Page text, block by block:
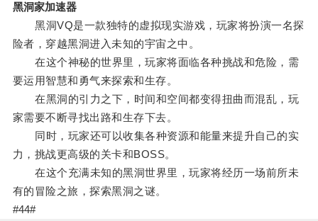
黑洞家加速器
黑洞VQ是一款独特的虚拟现实游戏，玩家将扮演一名探
险者，穿越黑洞进入未知的宇宙之中。
在这个神秘的世界里，玩家将面临各种挑战和危险，需
要运用智慧和勇气来探索和生存。
在黑洞的引力之下，时间和空间都变得扭曲而混乱，玩
家需要不断寻找出路和生存下去。
同时，玩家还可以收集各种资源和能量来提升自己的实
力，挑战更高级的关卡和BOSS。
在这个充满未知的黑洞世界里，玩家将经历一场前所未
有的冒险之旅，探索黑洞之谜。
#44#